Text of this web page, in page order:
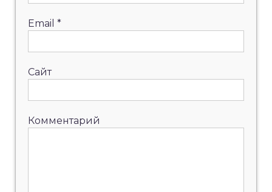
Email *
Сайт
Комментарий